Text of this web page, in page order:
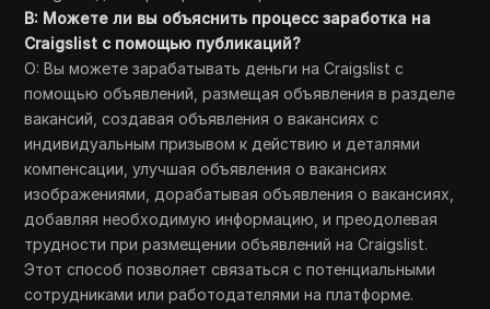
В: Можете ли вы объяснить процесс заработка на
Craigslist с помощью публикаций?
О: Вы можете зарабатывать деньги на Craigslist с
помощью объявлений, размещая объявления в разделе
вакансий, создавая объявления о вакансиях с
индивидуальным призывом к действию и деталями
компенсации, улучшая объявления о вакансиях
изображениями, дорабатывая объявления о вакансиях,
добавляя необходимую информацию, и преодолевая
трудности при размещении объявлений на Craigslist.
Этот способ позволяет связаться с потенциальными
сотрудниками или работодателями на платформе.